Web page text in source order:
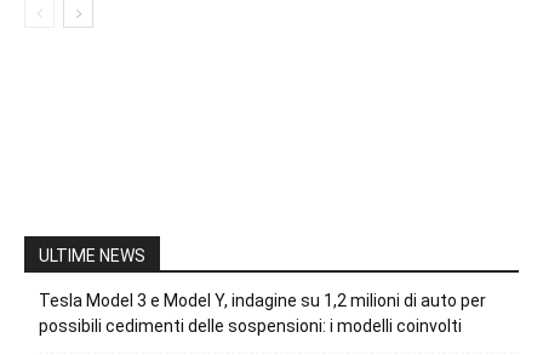
ULTIME NEWS
Tesla Model 3 e Model Y, indagine su 1,2 milioni di auto per
possibili cedimenti delle sospensioni: i modelli coinvolti